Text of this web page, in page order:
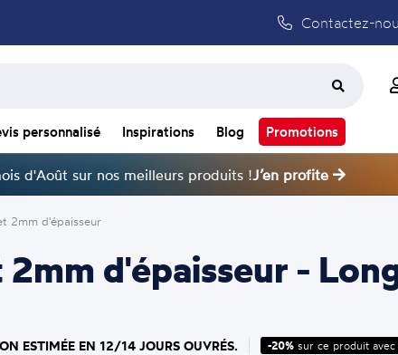
Contactez-
personnalisé Inspirations Blog Promotions
d'Août sur nos meilleurs produits !J’en profite
2mm d'épaisseur
d'épaisseur -
ESTIMÉE EN 12/14 JOURS OUVRÉS. -20%sur ce produit avec